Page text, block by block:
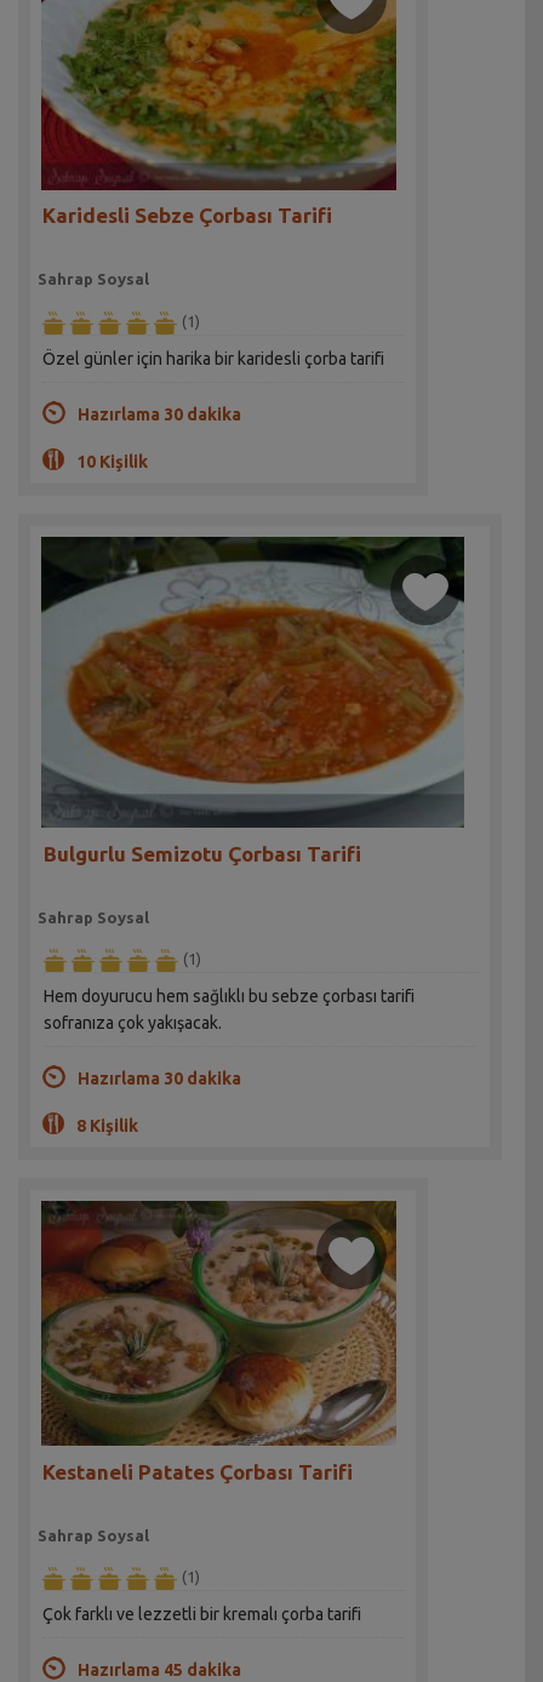
Karidesli Sebze Çorbası Tarifi
Sahrap Soysal
(1)
Özel günler için harika bir karidesli çorba tarifi
Hazırlama 30 dakika
10 Kişilik
Bulgurlu Semizotu Çorbası Tarifi
Sahrap Soysal
(1)
Hem doyurucu hem sağlıklı bu sebze çorbası tarifi
sofranıza çok yakışacak.
Hazırlama 30 dakika
8 Kişilik
Kestaneli Patates Çorbası Tarifi
Sahrap Soysal
(1)
Çok farklı ve lezzetli bir kremalı çorba tarifi
Hazırlama 45 dakika